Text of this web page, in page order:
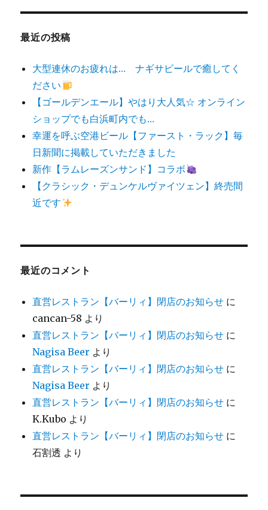
象:
最近の投稿
大型連休のお疲れは… ナギサビールで癒してく
ださい
【ゴールデンエール】やはり大人気☆ オンライン
ショップでも白浜町内でも…
幸運を呼ぶ空港ビール【ファースト・ラック】毎
日新聞に掲載していただきました
新作【ラムレーズンサンド】コラボ
【クラシック・デュンケルヴァイツェン】終売間
近です
最近のコメント
直営レストラン【バーリィ】閉店のお知らせ に
cancan-58 より
直営レストラン【バーリィ】閉店のお知らせ に
Nagisa Beer より
直営レストラン【バーリィ】閉店のお知らせ に
Nagisa Beer より
直営レストラン【バーリィ】閉店のお知らせ に
K.Kubo より
直営レストラン【バーリィ】閉店のお知らせ に
石割透 より